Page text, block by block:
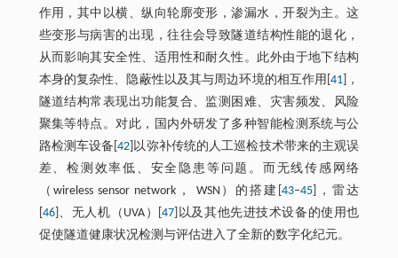
作用，其中以横、纵向轮廓变形，渗漏水，开裂为主。这
些变形与病害的出现，往往会导致隧道结构性能的退化，
从而影响其安全性、适用性和耐久性。此外由于地下结构
本身的复杂性、隐蔽性以及其与周边环境的相互作用[41 ]，
隧道结构常表现出功能复合、监测困难、灾害频发、风险
聚集等特点。对此，国内外研发了多种智能检测系统与公
路检测车设备[42 ]以弥补传统的人工巡检技术带来的主观误
差、检测效率低、安全隐患等问题。而无线传感网络
（wireless sensor network， WSN）的搭建[43–45 ]，雷达
46]、无人机（UVA）[47 ]以及其他先进技术设备的使用也
促使隧道健康状况检测与评估进入了全新的数字化纪元。